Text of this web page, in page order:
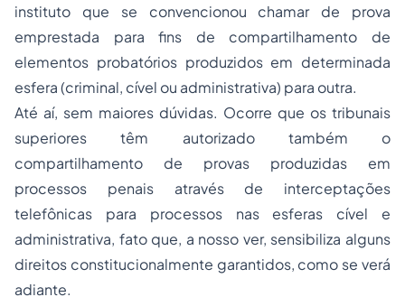
instituto que se convencionou chamar de prova
emprestada para fins de compartilhamento de
elementos probatórios produzidos em determinada
esfera (criminal, cível ou administrativa) para outra.
Até aí, sem maiores dúvidas. Ocorre que os tribunais
superiores têm autorizado também o
compartilhamento de provas produzidas em
processos penais através de interceptações
telefônicas para processos nas esferas cível e
administrativa, fato que, a nosso ver, sensibiliza alguns
direitos constitucionalmente garantidos, como se verá
adiante.